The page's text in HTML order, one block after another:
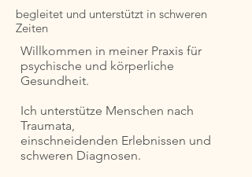
begleitet und unterstützt in schweren
Zeiten
Willkommen in meiner Praxis für
psychische und körperliche
Gesundheit.
Ich unterstütze Menschen nach
Traumata,
einschneidenden Erlebnissen und
schweren Diagnosen.